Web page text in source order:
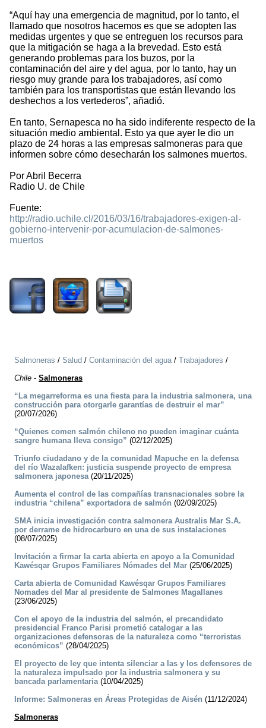
“Aquí hay una emergencia de magnitud, por lo tanto, el
llamado que nosotros hacemos es que se adopten las
medidas urgentes y que se entreguen los recursos para
que la mitigación se haga a la brevedad. Esto está
generando problemas para los buzos, por la
contaminación del aire y del agua, por lo tanto, hay un
riesgo muy grande para los trabajadores, así como
también para los transportistas que están llevando los
deshechos a los vertederos”, añadió.
En tanto, Sernapesca no ha sido indiferente respecto de la
situación medio ambiental. Esto ya que ayer le dio un
plazo de 24 horas a las empresas salmoneras para que
informen sobre cómo desecharán los salmones muertos.
Por Abril Becerra
Radio U. de Chile
Fuente:
http://radio.uchile.cl/2016/03/16/trabajadores-exigen-al-
gobierno-intervenir-por-acumulacion-de-salmones-
muertos
Salmoneras / Salud / Contaminación del agua/ Trabajadores /
Chile - Salmoneras
“La megarreforma es una fiesta para la industria salmonera, una
construcción para otorgarle garantías de destruir el mar”
(20/07/2026)
“Quienes comen salmón chileno no pueden imaginar cuánta
sangre humana lleva consigo” (02/12/2025)
Triunfo ciudadano y de la comunidad Mapuche en la defensa
del río Wazalafken: justicia suspende proyecto de empresa
salmonera japonesa(20/11/2025)
Aumenta el control de las compañías transnacionales sobre la
industria “chilena” exportadora de salmón (02/09/2025)
SMA inicia investigación contra salmonera Australis Mar S.A.
por derrame de hidrocarburo en una de sus instalaciones
(08/07/2025)
Invitación a firmar la carta abierta en apoyo a la Comunidad
Kawésqar Grupos Familiares Nómades del Mar (25/06/2025)
Carta abierta de Comunidad Kawésqar Grupos Familiares
Nomades del Mar al presidente de Salmones Magallanes
(23/06/2025)
Con el apoyo de la industria del salmón, el precandidato
presidencial Franco Parisi prometió catalogar a las
organizaciones defensoras de la naturaleza como “terroristas
económicos” (28/04/2025)
El proyecto de ley que intenta silenciar a las y los defensores de
la naturaleza impulsado por la industria salmonera y su
bancada parlamentaria(10/04/2025)
Informe: Salmoneras en Áreas Protegidas de Aisén (11/12/2024)
Salmoneras